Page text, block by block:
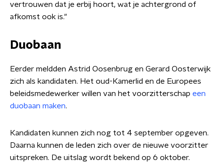
vertrouwen dat je erbij hoort, wat je achtergrond of
afkomst ook is."
Duobaan
Eerder meldden Astrid Oosenbrug en Gerard Oosterwijk
zich als kandidaten. Het oud-Kamerlid en de Europees
beleidsmedewerker willen van het voorzitterschap een
duobaan maken.
Kandidaten kunnen zich nog tot 4 september opgeven.
Daarna kunnen de leden zich over de nieuwe voorzitter
uitspreken. De uitslag wordt bekend op 6 oktober.